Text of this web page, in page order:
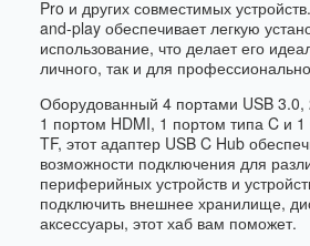
Pro и других совместимых
and-play обеспечивает легкую
использование, что делает его
личного, так и для
Оборудованный 4 портами USB 3.0,
1 портом HDMI, 1 портом типа C и 1
TF, этот адаптер USB C Hub
возможности подключения для
периферийных устройств и
подключить внешнее хранилище,
аксессуары, этот хаб вам поможет.